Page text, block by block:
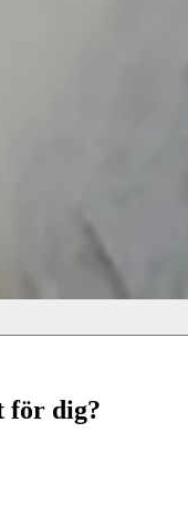
för dig?